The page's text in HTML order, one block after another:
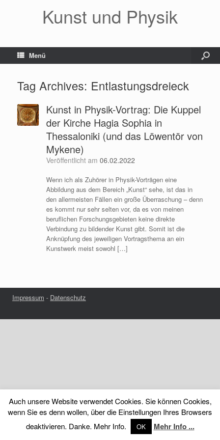
Kunst und Physik
Menü
Tag Archives: Entlastungsdreieck
Kunst in Physik-Vortrag: Die Kuppel
der Kirche Hagia Sophia in
Thessaloniki (und das Löwentör von
Mykene)
Veröffentlicht am 06.02.2022
Wenn ich als Zuhörer in Physik-Vorträgen eine
Abbildung aus dem Bereich „Kunst“ sehe, ist das in
den allermeisten Fällen ein große Überraschung – denn
es kommt nur sehr selten vor, da es von meinen
beruflichen Forschungsgebieten keine direkte
Verbindung zu bildender Kunst gibt. Somit ist die
Anknüpfung des jeweiligen Vortragsthema an ein
Kunstwerk meist sowohl […]
Impressum - Datenschutz
Auch unsere Website verwendet Cookies. Sie können Cookies,
wenn Sie es denn wollen, über die Einstellungen Ihres Browsers
deaktivieren. Danke. Mehr Info.
OK Mehr Info ...